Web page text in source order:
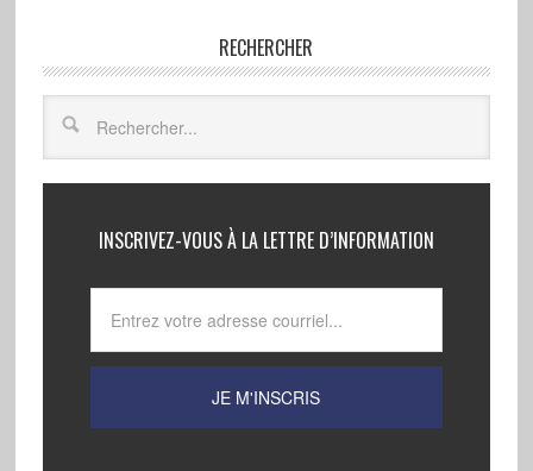
RECHERCHER
INSCRIVEZ-VOUS À LA LETTRE D’INFORMATION